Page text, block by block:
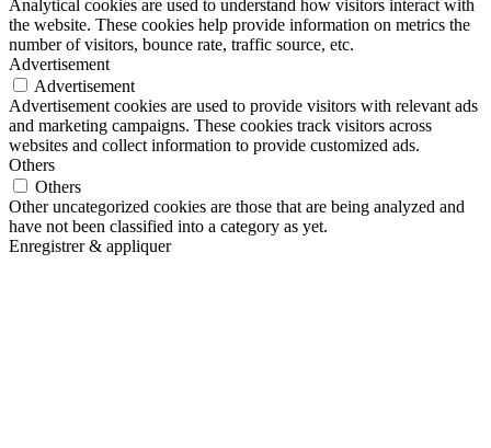
Analytical cookies are used to understand how visitors interact with
the website. These cookies help provide information on metrics the
number of visitors, bounce rate, traffic source, etc.
Advertisement
Advertisement
Advertisement cookies are used to provide visitors with relevant ads
and marketing campaigns. These cookies track visitors across
websites and collect information to provide customized ads.
Others
Others
Other uncategorized cookies are those that are being analyzed and
have not been classified into a category as yet.
Enregistrer & appliquer